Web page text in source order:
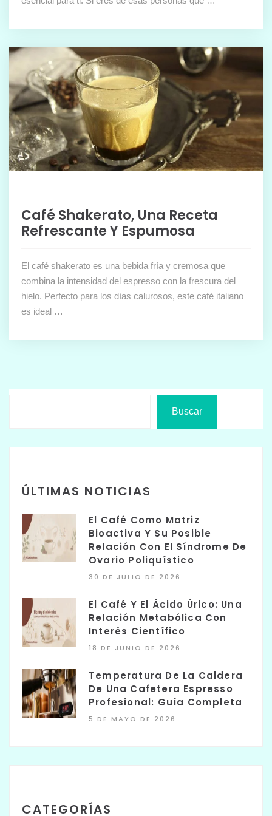
Café Shakerato, Una Receta
Refrescante Y Espumosa
El café shakerato es una bebida fría y cremosa que
combina la intensidad del espresso con la frescura del
hielo. Perfecto para los días calurosos, este café italiano
es ideal …
Buscar
ÚLTIMAS NOTICIAS
El Café Como Matriz
Bioactiva Y Su Posible
Relación Con El Síndrome De
Ovario Poliquístico
30 DE JULIO DE 2026
El Café Y El Ácido Úrico: Una
Relación Metabólica Con
Interés Científico
18 DE JUNIO DE 2026
Temperatura De La Caldera
De Una Cafetera Espresso
Profesional: Guía Completa
5 DE MAYO DE 2026
CATEGORÍAS